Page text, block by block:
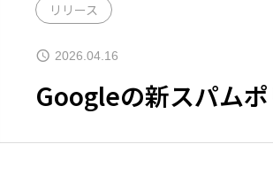
リリース
2026.04.16
Googleの新スパム